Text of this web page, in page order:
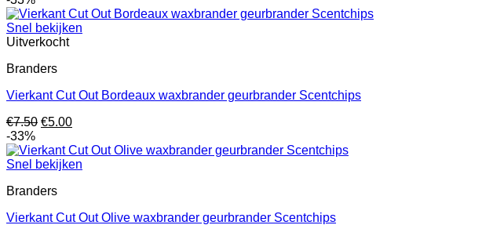
was:
€7.50.
is:
€6.00.
Snel bekijken
Uitverkocht
Branders
Vierkant Cut Out Bordeaux waxbrander geurbrander Scentchips
€7.50 Oorspronkelijke
was:
€7.50.
€5.00Huidige
is:
€5.00.
-33%
Snel bekijken
Branders
Vierkant Cut Out Olive waxbrander geurbrander Scentchips